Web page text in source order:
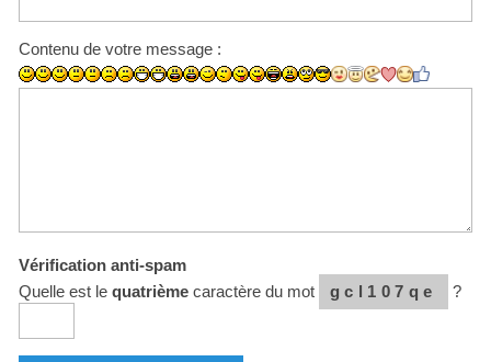
Contenu de votre message :
Vérification anti-spam
Quelle est le quatrièmecaractère du mot gcl107qe ?